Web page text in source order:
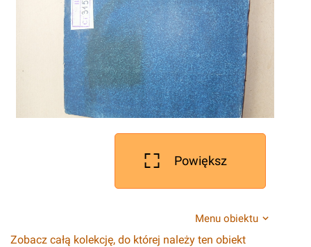
Powiększ
Menu obiektu
Zobacz całą kolekcję, do której należy ten obiekt